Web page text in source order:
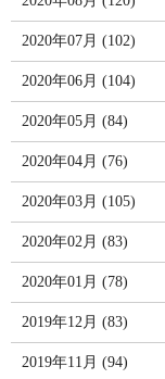
2020年07月 (102)
2020年06月 (104)
2020年05月 (84)
2020年04月 (76)
2020年03月 (105)
2020年02月 (83)
2020年01月 (78)
2019年12月 (83)
2019年11月 (94)